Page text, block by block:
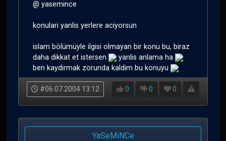
@ yasemince
konulari yanlis yerlere aciyorsun
islam bölümüyle ilgisi olmayan bir konu bu, biraz
daha dikkat et istersen
yanlis anlama ha
ben kaydirmak zorunda kaldim bu konuyu
#06.07.2004 13:12 0 0 0
YaSeMiNCe